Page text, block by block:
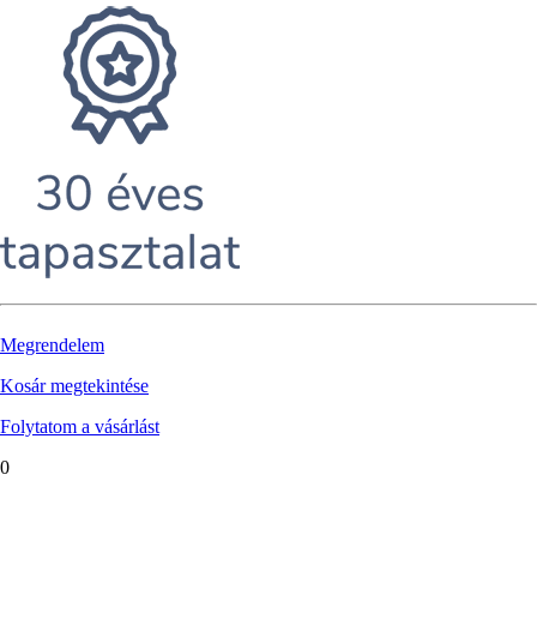
Megrendelem
Kosár megtekintése
Folytatom a vásárlást
0